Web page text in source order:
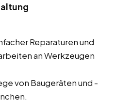
Reparaturen und
an Werkzeugen
von Baugeräten und -